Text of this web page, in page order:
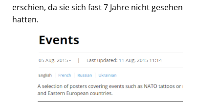
erschien, da sie sich fast 7 Jahre nicht gesehen
hatten.